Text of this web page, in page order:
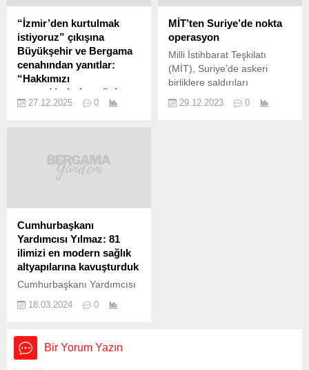
“İzmir’den kurtulmak
istiyoruz” çıkışına
Büyükşehir ve Bergama
cenahından yanıtlar:
“Hakkımızı
vereceklerinden şüphem
yok”
yeniden tartışmaların
odağında yer alıyor. AK
Hasan Şahin’in,
Bergama’nın İzmir’den
ayrılmak istediğini ifade
ederek İzmir Büyükşehir
Belediyesi’nin ilçeye “üvey
evlat muamelesi” yaptığını
söylemesinin ardından,
Büyükşehir cephesinden
açıklamalara yanıt
veren Tanju...
27.12.2025 0
MİT’ten Suriye’de nokta
operasyon
Milli İstihbarat Teşkilatı
(MİT), Suriye’de askeri
birliklere saldırıları
PKK/YPG’nin sözde Tabka
29.12.2023 0
Cumhurbaşkanı
Yardımcısı Yılmaz: 81
ilimizi en modern sağlık
altyapılarına kavuşturduk
Cumhurbaşkanı Yardımcısı
Cevdet Yılmaz, “81 ilimizi
binalarıyla, donatılarıyla,
en modern sağlık
altyapılarına kavuşturduk.
18.03.2024 0
Bir Yorum Yazın